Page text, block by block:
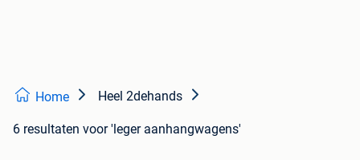
Home Heel 2dehands
6 resultaten voor 'leger aanhangwagens'